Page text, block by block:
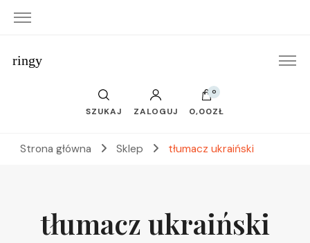
ringy
SZUKAJ ZALOGUJ
0
0,00ZŁ
Strona główna Sklep tłumacz ukraiński
tłumacz ukraiński